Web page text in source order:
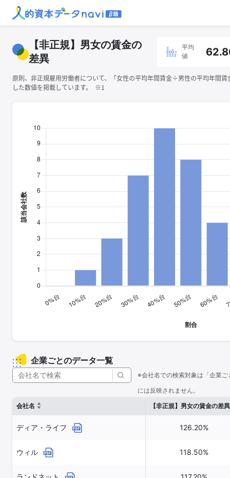
【非正規】男女の賃金の
差異
平均
値
原則、非正規雇用労働者について、「女性の平均年間賃金÷男性の平均年間
した数値を掲載しています。 ※1
企業ごとのデータ一覧
※会社名での検索対象は「企業
には反映されません。
会社名
【非正規】男女の賃金の差異
ディア・ライフ 126.20%
ウィル 118.50%